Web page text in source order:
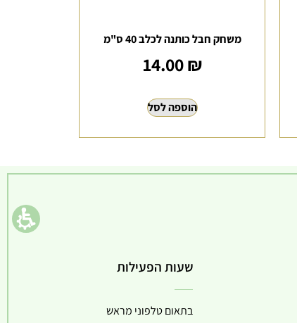
משחק חבל כותנה לכלב 40 ס"מ
14.00₪
הוספה לסל
שעות הפעילות
בתאום טלפוני מראש